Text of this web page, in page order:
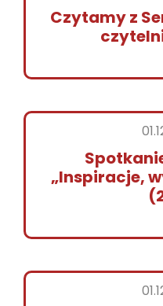
Czytamy z
„Inspiracje,